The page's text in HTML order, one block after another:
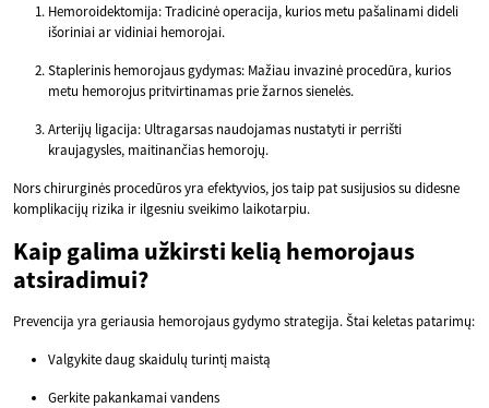
Hemoroidektomija: Tradicinė operacija, kurios metu pašalinami dideli
išoriniai ar vidiniai hemorojai.
Staplerinis hemorojaus gydymas: Mažiau invazinė procedūra, kurios
metu hemorojus pritvirtinamas prie žarnos sienelės.
Arterijų ligacija: Ultragarsas naudojamas nustatyti ir perrišti
kraujagysles, maitinančias hemorojų.
Nors chirurginės procedūros yra efektyvios, jos taip pat susijusios su didesne
komplikacijų rizika ir ilgesniu sveikimo laikotarpiu.
Kaip galima užkirsti kelią hemorojaus
atsiradimui?
Prevencija yra geriausia hemorojaus gydymo strategija. Štai keletas patarimų:
Valgykite daug skaidulų turintį maistą
Gerkite pakankamai vandens